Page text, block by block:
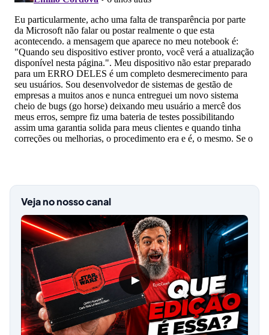
Veja no nosso canal
▶